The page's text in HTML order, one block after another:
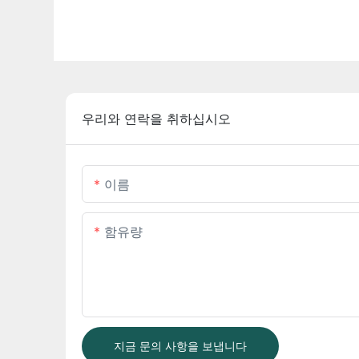
우리와 연락을 취하십시오
이름
함유량
지금 문의 사항을 보냅니다